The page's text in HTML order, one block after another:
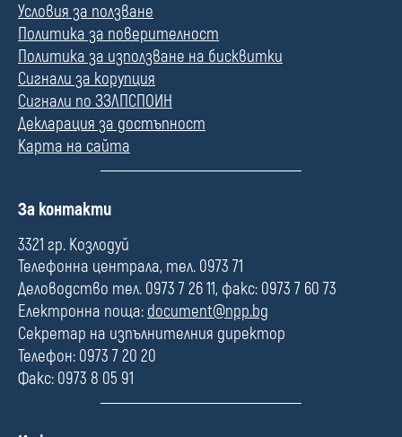
Условия за ползване
Политика за поверителност
Политика за използване на бисквитки
Сигнали за корупция
Сигнали по ЗЗЛПСПОИН
Декларация за достъпност
Карта на сайта
П
л
е
За контакти
3321 гр. Козлодуй
Телефонна централа, тел. 0973 71
Деловодство тел. 0973 7 26 11, факс: 0973 7 60 73
Електронна поща: document@npp.bg
Секретар на изпълнителния директор
Телефон: 0973 7 20 20
Факс: 0973 8 05 91